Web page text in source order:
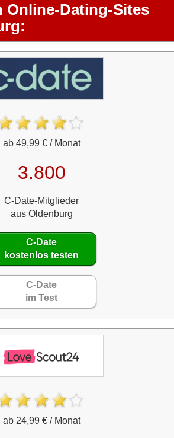
Online-Dating-Sites
ab 49,99 € / Monat
3.800
C-Date-Mitglieder
aus Oldenburg
C-Date
kostenlos testen
C-Date
im Test
ab 24,99 € / Monat